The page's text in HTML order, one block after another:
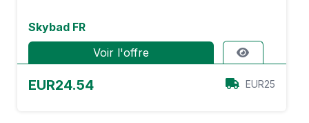
Skybad FR
Voir l'offre
EUR24.54 EUR25